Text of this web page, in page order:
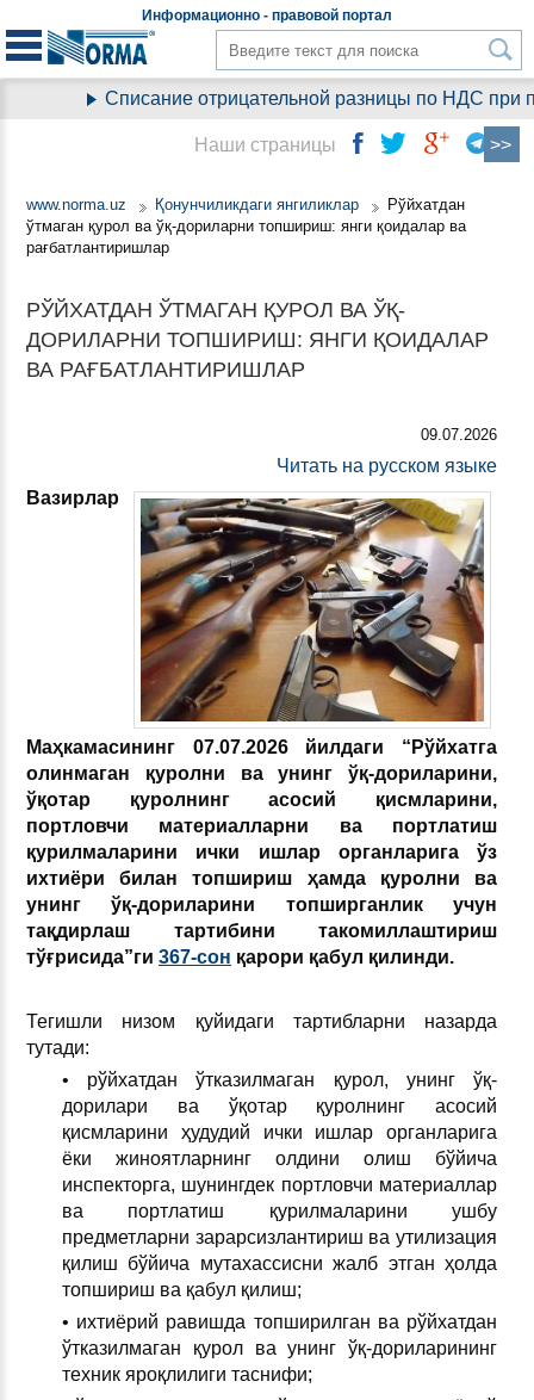
Информационно - правовой портал
Списание отрицательной разницы по НДС при
www.norma.uz Қонунчиликдаги янгиликлар
Рўйхатдан
ўтмаган қурол ва ўқ-дориларни топшириш: янги қоидалар ва
рағбатлантиришлар
РЎЙХАТДАН ЎТМАГАН ҚУРОЛ ВА ЎҚ-
ДОРИЛАРНИ ТОПШИРИШ: ЯНГИ ҚОИДАЛАР
ВА РАҒБАТЛАНТИРИШЛАР
09.07.2026
Читать на русском языке
Вазирлар
Маҳкамасининг 07.07.2026 йилдаги “Рўйхатга
олинмаган қуролни ва унинг ўқ-дориларини,
ўқотар қуролнинг асосий қисмларини,
портловчи материалларни ва портлатиш
қурилмаларини ички ишлар органларига ўз
ихтиёри билан топшириш ҳамда қуролни ва
унинг ўқ-дориларини топширганлик учун
тақдирлаш тартибини такомиллаштириш
тўғрисида”ги 367-сон қарори қабул қилинди.
Тегишли низом қуйидаги тартибларни назарда
тутади:
• рўйхатдан ўтказилмаган қурол, унинг ўқ-
дорилари ва ўқотар қуролнинг асосий
қисмларини ҳудудий ички ишлар органларига
ёки жиноятларнинг олдини олиш бўйича
инспекторга, шунингдек портловчи материаллар
ва портлатиш қурилмаларини ушбу
предметларни зарарсизлантириш ва утилизация
қилиш бўйича мутахассисни жалб этган ҳолда
топшириш ва қабул қилиш;
• ихтиёрий равишда топширилган ва рўйхатдан
ўтказилмаган қурол ва унинг ўқ-дориларининг
техник яроқлилиги таснифи;
Наши страницы